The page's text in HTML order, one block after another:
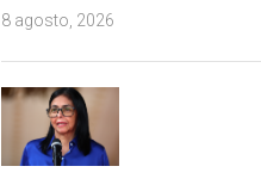
8 agosto, 2026